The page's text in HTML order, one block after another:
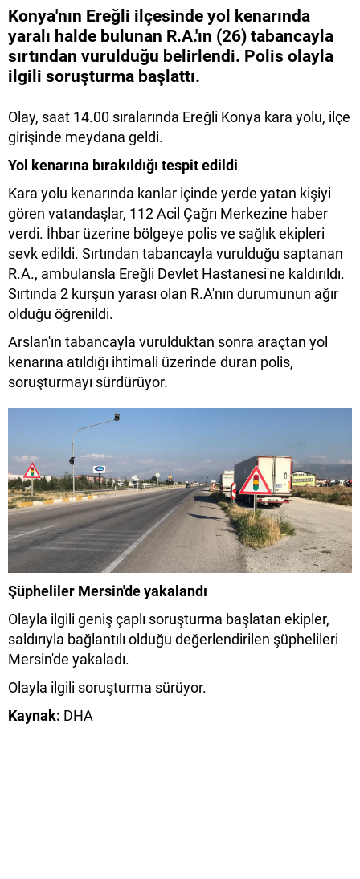
Konya'nın Ereğli ilçesinde yol kenarında
yaralı halde bulunan R.A.'ın (26) tabancayla
sırtından vurulduğu belirlendi. Polis olayla
ilgili soruşturma başlattı.
Olay, saat 14.00 sıralarında Ereğli Konya kara yolu, ilçe
girişinde meydana geldi.
Yol kenarına bırakıldığı tespit edildi
Kara yolu kenarında kanlar içinde yerde yatan kişiyi
gören vatandaşlar, 112 Acil Çağrı Merkezine haber
verdi. İhbar üzerine bölgeye polis ve sağlık ekipleri
sevk edildi. Sırtından tabancayla vurulduğu saptanan
R.A., ambulansla Ereğli Devlet Hastanesi'ne kaldırıldı.
Sırtında 2 kurşun yarası olan R.A'nın durumunun ağır
olduğu öğrenildi.
Arslan'ın tabancayla vurulduktan sonra araçtan yol
kenarına atıldığı ihtimali üzerinde duran polis,
soruşturmayı sürdürüyor.
Şüpheliler Mersin'de yakalandı
Olayla ilgili geniş çaplı soruşturma başlatan ekipler,
saldırıyla bağlantılı olduğu değerlendirilen şüphelileri
Mersin'de yakaladı.
Olayla ilgili soruşturma sürüyor.
Kaynak: DHA